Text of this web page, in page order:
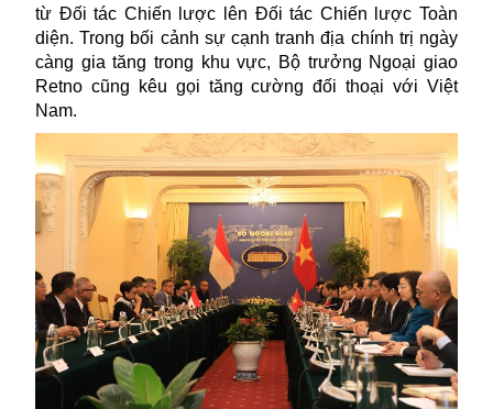
từ Đối tác Chiến lược lên Đối tác Chiến lược Toàn
diện. Trong bối cảnh sự cạnh tranh địa chính trị ngày
càng gia tăng trong khu vực, Bộ trưởng Ngoại giao
Retno cũng kêu gọi tăng cường đối thoại với Việt
Nam.